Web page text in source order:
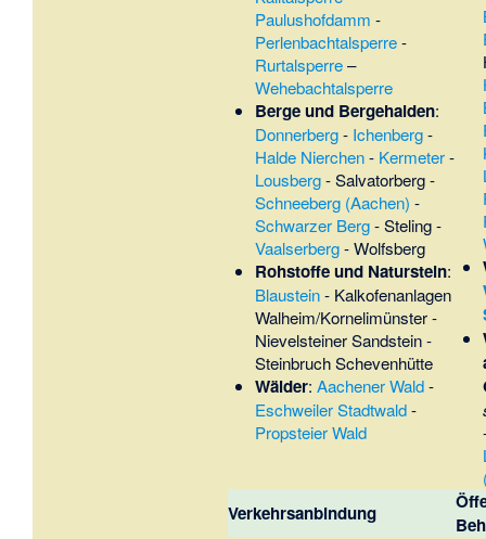
Paulushofdamm -
Perlenbachtalsperre-
Rurtalsperre–
Wehebachtalsperre
Berge und Bergehalden:
Donnerberg- Ichenberg-
Halde Nierchen- Kermeter-
Lousberg-Salvatorberg-
Schneeberg (Aachen) -
Schwarzer Berg-Steling-
Vaalserberg-Wolfsberg
Rohstoffe und Naturstein:
Blaustein- Kalkofenanlagen
Walheim/Kornelimünster-
Nievelsteiner Sandstein-
Steinbruch Schevenhütte
Wälder: Aachener Wald-
Eschweiler Stadtwald-
Propsteier Wald
Verkehrsanbindung